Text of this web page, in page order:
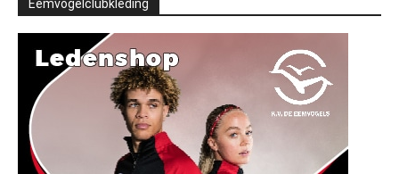
Eemvogelclubkleding